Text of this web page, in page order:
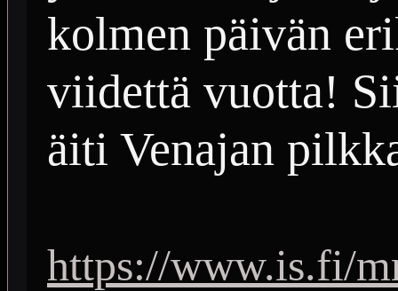
kolmen päivän
viidettä vuotta!
äiti Venajan
https://www.is.fi/